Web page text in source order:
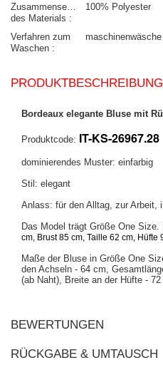
Zusammensetzung
des Materials
100% Polyester
Verfahren zum
Waschen
maschinenwäsche
PRODUKTBESCHREIBUNG
Bordeaux elegante Bluse mit
Produktcode: IT-KS-26967.28
dominierendes Muster: einfarbig
Stil: elegant
Anlass: für den Alltag, zur Arbeit,
Das Model trägt Größe One
cm, Brust 85 cm, Taille 62 cm, Hüfte
Maße der Bluse in Größe One
den Achseln - 64 cm,
(ab Naht), Breite an der Hüfte - 72
BEWERTUNGEN
RÜCKGABE & UMTAUSCH